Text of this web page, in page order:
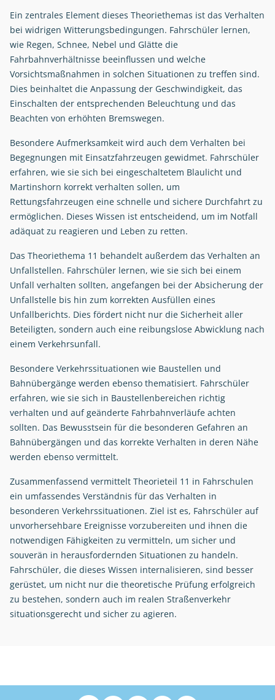
Ein zentrales Element dieses Theoriethemas ist das Verhalten
bei widrigen Witterungsbedingungen. Fahrschüler lernen,
wie Regen, Schnee, Nebel und Glätte die
Fahrbahnverhältnisse beeinflussen und welche
Vorsichtsmaßnahmen in solchen Situationen zu treffen sind.
Dies beinhaltet die Anpassung der Geschwindigkeit, das
Einschalten der entsprechenden Beleuchtung und das
Beachten von erhöhten Bremswegen.
Besondere Aufmerksamkeit wird auch dem Verhalten bei
Begegnungen mit Einsatzfahrzeugen gewidmet. Fahrschüler
erfahren, wie sie sich bei eingeschaltetem Blaulicht und
Martinshorn korrekt verhalten sollen, um
Rettungsfahrzeugen eine schnelle und sichere Durchfahrt zu
ermöglichen. Dieses Wissen ist entscheidend, um im Notfall
adäquat zu reagieren und Leben zu retten.
Das Theoriethema 11 behandelt außerdem das Verhalten an
Unfallstellen. Fahrschüler lernen, wie sie sich bei einem
Unfall verhalten sollten, angefangen bei der Absicherung der
Unfallstelle bis hin zum korrekten Ausfüllen eines
Unfallberichts. Dies fördert nicht nur die Sicherheit aller
Beteiligten, sondern auch eine reibungslose Abwicklung nach
einem Verkehrsunfall.
Besondere Verkehrssituationen wie Baustellen und
Bahnübergänge werden ebenso thematisiert. Fahrschüler
erfahren, wie sie sich in Baustellenbereichen richtig
verhalten und auf geänderte Fahrbahnverläufe achten
sollten. Das Bewusstsein für die besonderen Gefahren an
Bahnübergängen und das korrekte Verhalten in deren Nähe
werden ebenso vermittelt.
Zusammenfassend vermittelt Theorieteil 11 in Fahrschulen
ein umfassendes Verständnis für das Verhalten in
besonderen Verkehrssituationen. Ziel ist es, Fahrschüler auf
unvorhersehbare Ereignisse vorzubereiten und ihnen die
notwendigen Fähigkeiten zu vermitteln, um sicher und
souverän in herausfordernden Situationen zu handeln.
Fahrschüler, die dieses Wissen internalisieren, sind besser
gerüstet, um nicht nur die theoretische Prüfung erfolgreich
zu bestehen, sondern auch im realen Straßenverkehr
situationsgerecht und sicher zu agieren.